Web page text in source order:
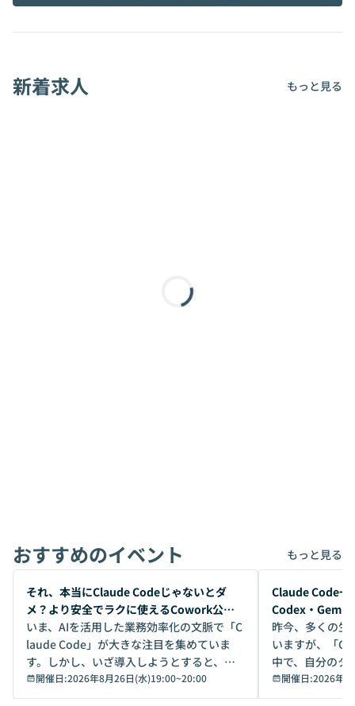
新着求人 もっと見る
おすすめのイベント もっと見る
開催前
それ、本当にClaude Codeじゃないとダ
メ？より安全でラクに使えるCowork公開
デモ
いま、AIを活用した業務効率化の文脈で「C
laude Code」が大きな注目を集めていま
す。しかし、いざ導入しようとすると、セ
キュリティ面の懸念や権限管理のハードル
から、気軽に使えないケースも多いのでは
開催日:2026年8月26日(水)19:00~20:00
開催前
Claude Code一
Codex・
昨今、多くの生
いますが、「
中で、自分のタ
いいのか」を自
か？ 「なんとなく誰かが良いと言っていた
開催日:2026年8